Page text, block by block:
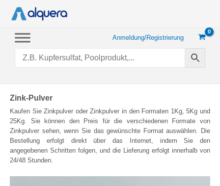
Inhalt
Anmeldung/Registrierung
Zink-Pulver
Kaufen Sie Zinkpulver oder Zinkpulver in den Formaten 1Kg, 5Kg und
25Kg. Sie können den Preis für die verschiedenen Formate von
Zinkpulver sehen, wenn Sie das gewünschte Format auswählen. Die
Bestellung erfolgt direkt über das Internet, indem Sie den
angegebenen Schritten folgen, und die Lieferung erfolgt innerhalb von
24/48 Stunden.